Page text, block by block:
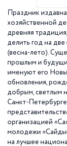
Праздник
хозяйственной
древняя
делить год на
(весна-лето).
прошлым и
именуют его
обновления,
добрым, светлым
Санкт-
организацией
молодежи
на лучшее